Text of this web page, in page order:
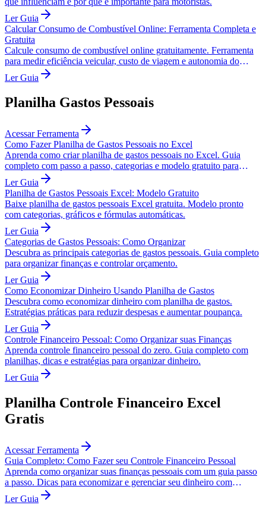
Ler Guia
Calcular Consumo de Combustível Online: Ferramenta Completa e
Gratuita
Calcule consumo de combustível online gratuitamente. Ferramenta
para medir eficiência veicular, custo de viagem e autonomia do
Ler Guia
Planilha Gastos Pessoais
Acessar Ferramenta
Como Fazer Planilha de Gastos Pessoais no Excel
Aprenda como criar planilha de gastos pessoais no Excel. Guia
completo com passo a passo, categorias e modelo gratuito para
download.
Ler Guia
Planilha de Gastos Pessoais Excel: Modelo Gratuito
Baixe planilha de gastos pessoais Excel gratuita. Modelo pronto
com categorias, gráficos e fórmulas automáticas.
Ler Guia
Categorias de Gastos Pessoais: Como Organizar
Descubra as principais categorias de gastos pessoais. Guia completo
para organizar finanças e controlar orçamento.
Ler Guia
Como Economizar Dinheiro Usando Planilha de Gastos
Descubra como economizar dinheiro com planilha de gastos.
Estratégias práticas para reduzir despesas e aumentar poupança.
Ler Guia
Controle Financeiro Pessoal: Como Organizar suas Finanças
Aprenda controle financeiro pessoal do zero. Guia completo com
planilhas, dicas e estratégias para organizar dinheiro.
Ler Guia
Planilha Controle Financeiro Excel
Gratis
Acessar Ferramenta
Guia Completo: Como Fazer seu Controle Financeiro Pessoal
Aprenda como organizar suas finanças pessoais com um guia passo
a passo. Dicas para economizar e gerenciar seu dinheiro com
eficiência.
Ler Guia